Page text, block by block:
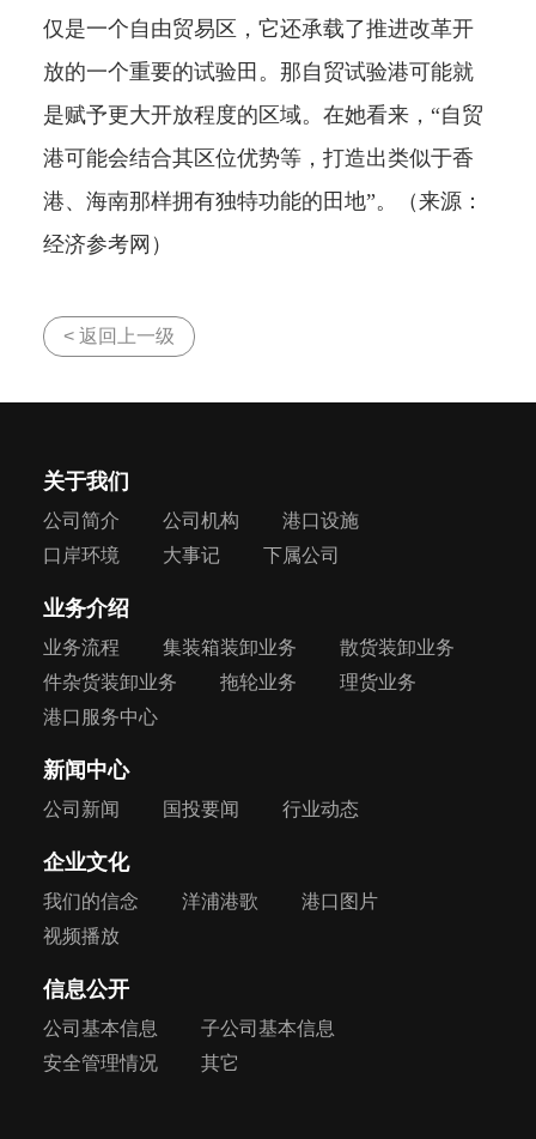
仅是一个自由贸易区，它还承载了推进改革开
放的一个重要的试验田。那自贸试验港可能就
是赋予更大开放程度的区域。在她看来，“自贸
港可能会结合其区位优势等，打造出类似于香
港、海南那样拥有独特功能的田地”。（来源：
经济参考网）
< 返回上一级
关于我们
公司简介 公司机构
港口设施
口岸环境
大事记 下属公司
业务介绍
业务流程 集装箱装卸业务
散货装卸业务
件杂货装卸业务
拖轮业务
理货业务
港口服务中心
新闻中心
公司新闻 国投要闻 行业动态
企业文化
我们的信念 洋浦港歌
港口图片
视频播放
信息公开
公司基本信息
子公司基本信息
安全管理情况
其它